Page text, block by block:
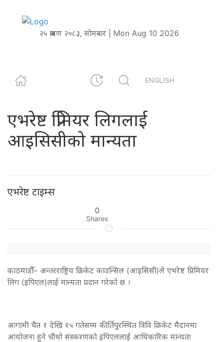
२५ श्रावण २०८३, सोमबार | Mon Aug 10 2026
ENGLISH
एभरेष्ट प्रिमियर लिगलाई
आइसिसीको मान्यता
एभरेष्ट टाइम्स
0
Shares
काठमाडौँ– अन्तरराष्ट्रिय क्रिकेट काउन्सिल (आइसिसी)ले एभरेष्ट प्रिमियर
लिग (इपिएल)लाई मान्यता प्रदान गरेको छ ।
आगामी चैत १ देखि १५ गतेसम्म कीर्तिपुरस्थित त्रिवि क्रिकेट मैदानमा
आयोजना हुने चौथो संस्करणको इपिएललाई आधिकारिक मान्यता